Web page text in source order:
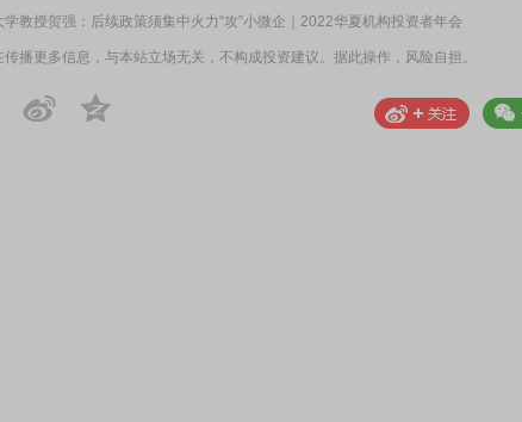
教授贺强：后续政策须集中火力“攻”小微企｜2022华夏机构投资者年会
播更多信息，与本站立场无关，不构成投资建议。据此操作，风险自担。